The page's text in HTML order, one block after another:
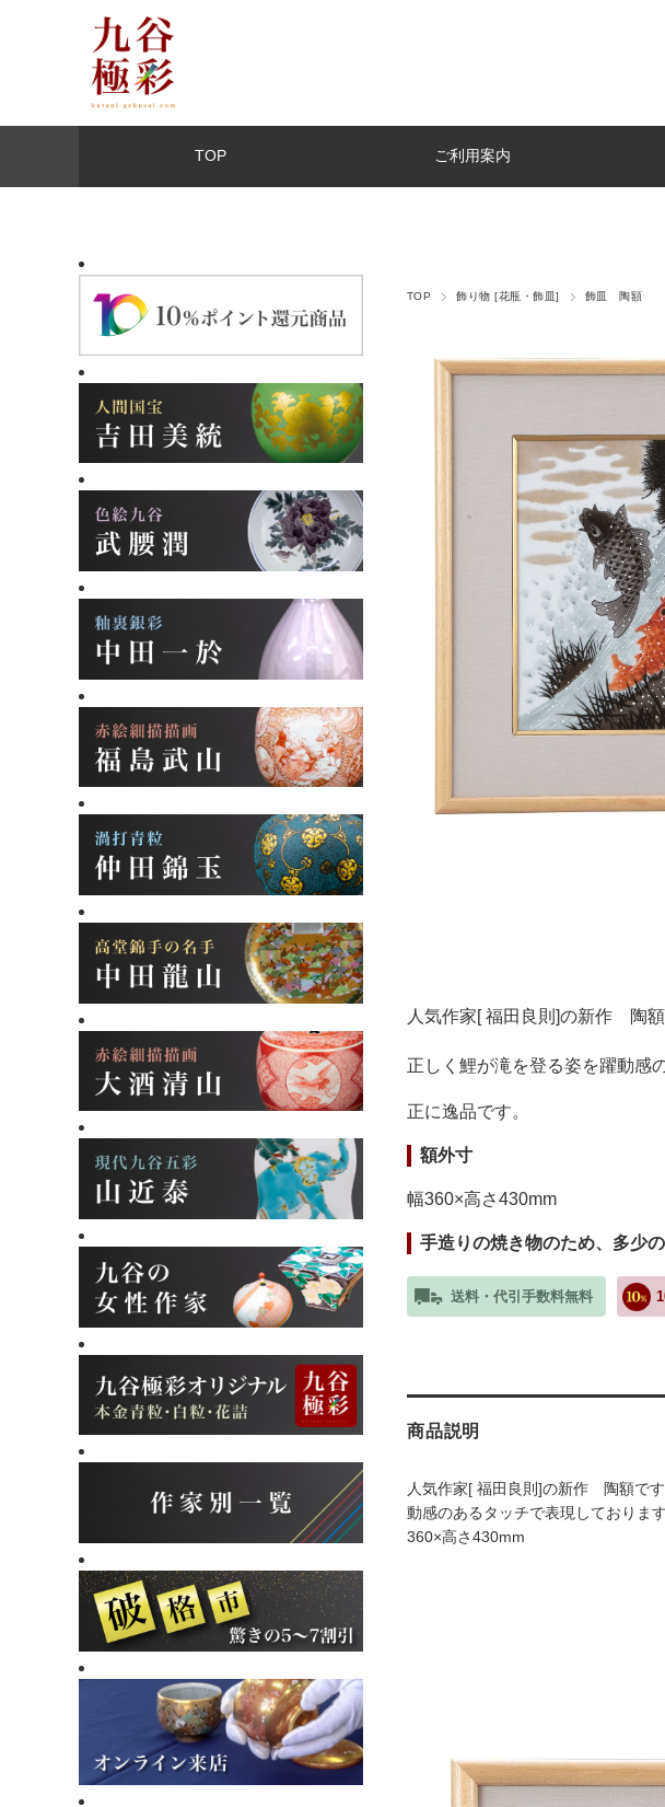
TOP ご利用案内
TOP 飾り物 [花瓶・飾皿] 飾皿 陶額
人気作家[ 福田良則]の新作 陶額
正しく鯉が滝を登る姿を躍動感
正に逸品です。
額外寸
幅360×高さ430mm
手造りの焼き物のため、多少
送料・代引手数料無料
商品説明
人気作家[ 福田良則]の新作 陶額で
動感のあるタッチで表現しておりま
360×高さ430mm